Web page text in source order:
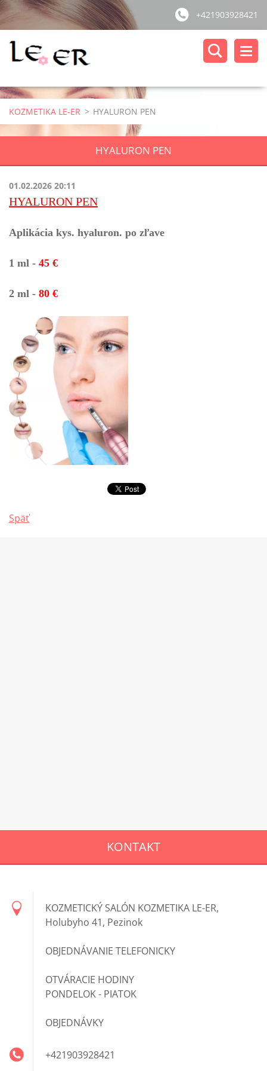
+421903928421
KOZMETIKA LE-ER > HYALURON PEN
HYALURON PEN
01.02.2026 20:11
HYALURON PEN
Aplikácia kys. hyaluron. po zľave
1 ml - 45 €
2 ml - 80 €
Späť
KONTAKT
KOZMETICKÝ SALÓN KOZMETIKA LE-ER,
Holubyho 41, Pezinok
OBJEDNÁVANIE TELEFONICKY
OTVÁRACIE HODINY
PONDELOK - PIATOK
OBJEDNÁVKY
+421903928421